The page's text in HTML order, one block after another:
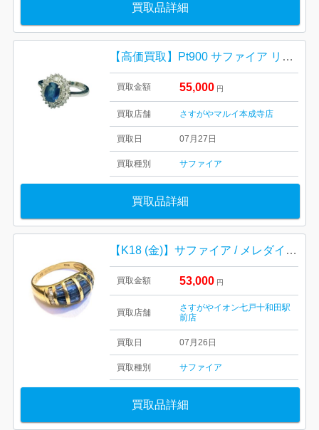
買取品詳細
【高価買取】Pt900 サファイア リング
買取金額 55,000 円
買取店舗 さすがやマルイ本成寺店
買取日 07月27日
買取種別 サファイア
買取品詳細
【K18 (金)】サファイア / メレダイヤ / リング
買取金額 53,000 円
買取店舗
さすがやイオン七戸十和田駅
前店
買取日 07月26日
買取種別 サファイア
買取品詳細